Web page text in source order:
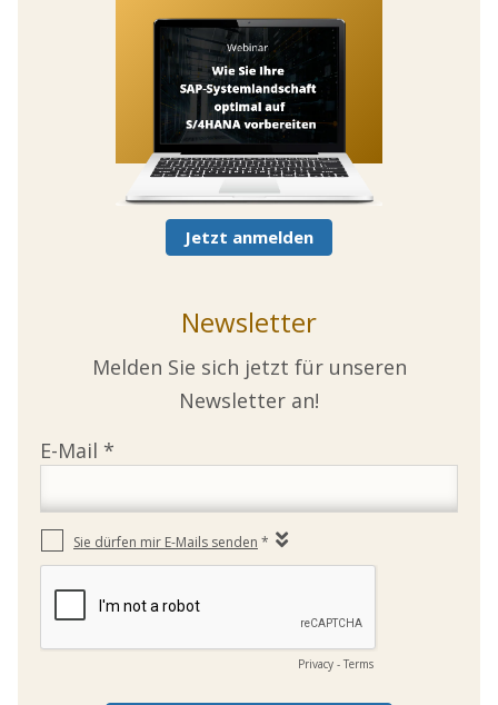
Jetzt anmelden
Newsletter
Melden Sie sich jetzt für unseren
Newsletter an!